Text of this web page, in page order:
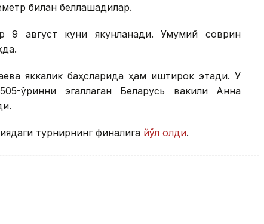
билан беллашадилар.
9 август куни якунланади. Умумий соврин
яккалик баҳсларида ҳам иштирок этади. У
ўринни эгаллаган Беларусь вакили Анна
турнирнинг финалига йўл олди.